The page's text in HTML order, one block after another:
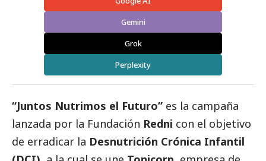
Gemini
Grok
Perplexity
“Juntos Nutrimos el Futuro” es la campaña
lanzada por la Fundación Redni con el objetivo
de erradicar la Desnutrición Crónica Infantil